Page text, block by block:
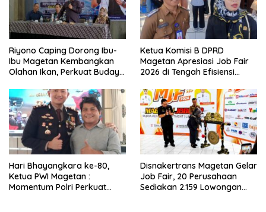
Riyono Caping Dorong Ibu-
Ibu Magetan Kembangkan
Olahan Ikan, Perkuat Budaya
Ketua Komisi B DPRD
Magetan Apresiasi Job Fair
2026 di Tengah Efisiensi
Hari Bhayangkara ke-80,
Ketua PWI Magetan :
Momentum Polri Perkuat
Disnakertrans Magetan Gelar
Job Fair, 20 Perusahaan
Sediakan 2.159 Lowongan